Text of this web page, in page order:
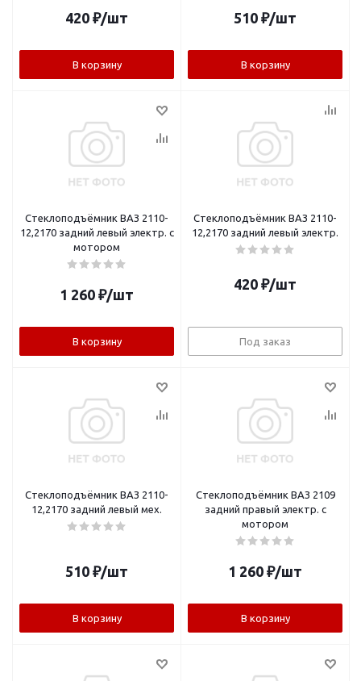
420 ₽/шт
В корзину
510 ₽/шт
В корзину
Стеклоподъёмник ВАЗ 2110-
12,2170 задний левый электр. с
мотором
1 260 ₽/шт
В корзину
Стеклоподъёмник ВАЗ 2110-
12,2170 задний левый электр.
420 ₽/шт
Под заказ
Стеклоподъёмник ВАЗ 2110-
12,2170 задний левый мех.
510 ₽/шт
В корзину
Стеклоподъёмник ВАЗ 2109
задний правый электр. с
мотором
1 260 ₽/шт
В корзину